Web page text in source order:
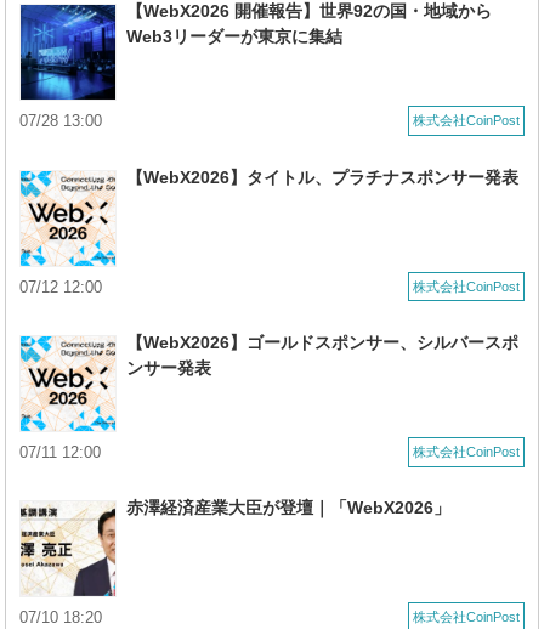
【WebX2026 開催報告】世界92の国・地域から
Web3リーダーが東京に集結
株式会社CoinPost
07/28 13:00
【WebX2026】タイトル、プラチナスポンサー発表
株式会社CoinPost
07/12 12:00
【WebX2026】ゴールドスポンサー、シルバースポ
ンサー発表
株式会社CoinPost
07/11 12:00
赤澤経済産業大臣が登壇｜「WebX2026」
株式会社CoinPost
07/10 18:20